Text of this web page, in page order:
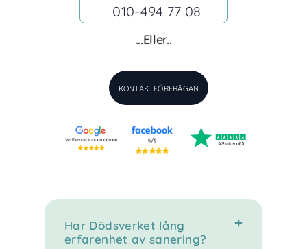
010-494 77 08
...Eller..
KONTAKTFÖRFRÅGAN
Har Dödsverket lång
erfarenhet av sanering?